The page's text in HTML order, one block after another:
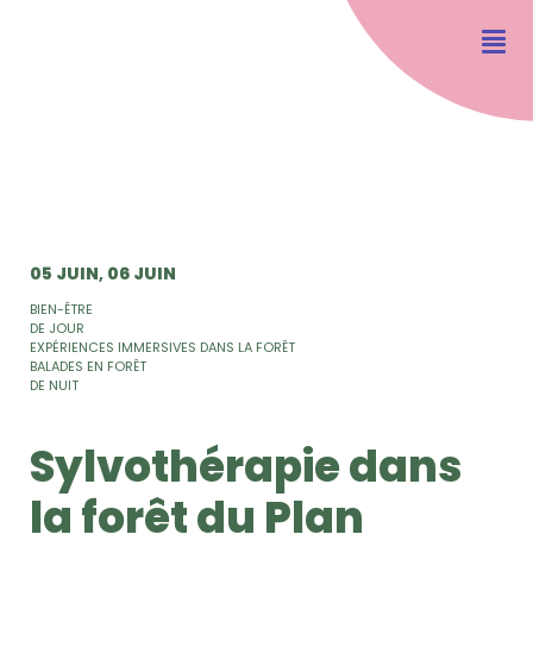
05 JUIN 06 JUIN
BIEN-ÊTRE
DE JOUR
EXPÉRIENCES IMMERSIVES DANS LA FORÊT
BALADES EN FORÊT
DE NUIT
Sylvothérapie dans
la forêt du Plan